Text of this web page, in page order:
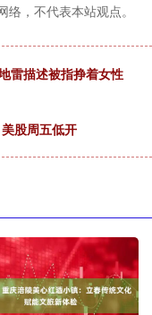
，不代表本站观点。
雷描述被指挣着女性
股周五低开